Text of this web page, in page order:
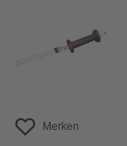
Merken